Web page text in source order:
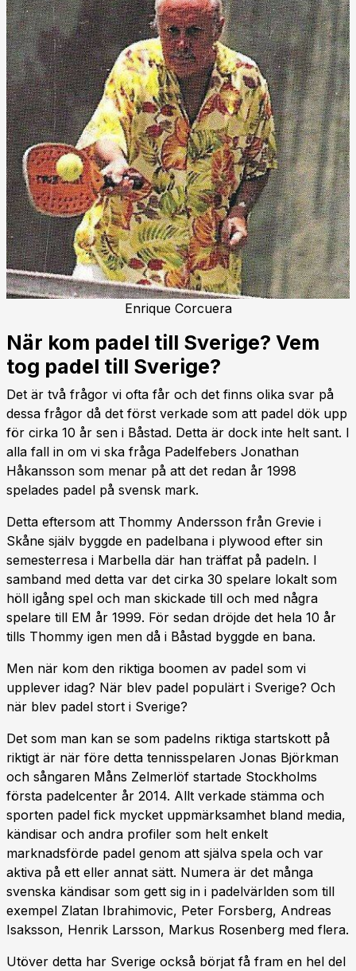
Enrique Corcuera
När kom padel till Sverige? Vem
tog padel till Sverige?
Det är två frågor vi ofta får och det finns olika svar på
dessa frågor då det först verkade som att padel dök upp
för cirka 10 år sen i Båstad. Detta är dock inte helt sant. I
alla fall in om vi ska fråga Padelfebers Jonathan
Håkansson som menar på att det redan år 1998
spelades padel på svensk mark.
Detta eftersom att Thommy Andersson från Grevie i
Skåne själv byggde en padelbana i plywood efter sin
semesterresa i Marbella där han träffat på padeln. I
samband med detta var det cirka 30 spelare lokalt som
höll igång spel och man skickade till och med några
spelare till EM år 1999. För sedan dröjde det hela 10 år
tills Thommy igen men då i Båstad byggde en bana.
Men när kom den riktiga boomen av padel som vi
upplever idag? När blev padel populärt i Sverige? Och
när blev padel stort i Sverige?
Det som man kan se som padelns riktiga startskott på
riktigt är när före detta tennisspelaren Jonas Björkman
och sångaren Måns Zelmerlöf startade Stockholms
första padelcenter år 2014. Allt verkade stämma och
sporten padel fick mycket uppmärksamhet bland media,
kändisar och andra profiler som helt enkelt
marknadsförde padel genom att själva spela och var
aktiva på ett eller annat sätt. Numera är det många
svenska kändisar som gett sig in i padelvärlden som till
exempel Zlatan Ibrahimovic, Peter Forsberg, Andreas
Isaksson, Henrik Larsson, Markus Rosenberg med flera.
Utöver detta har Sverige också börjat få fram en hel del